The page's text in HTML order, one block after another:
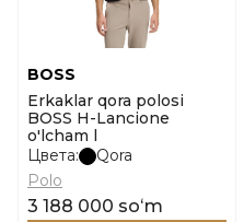
BOSS
Erkaklar qora polosi
BOSS H-Lancione
o'lcham l
Цвета:
Qora
Polo
3 188 000 soʻm